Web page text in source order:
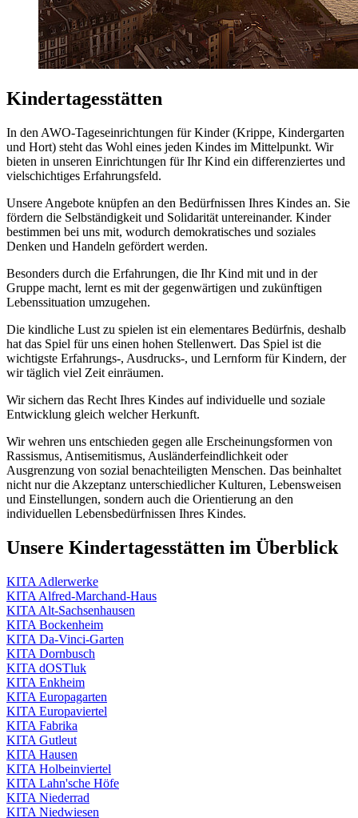
Kindertagesstätten
In den AWO-Tageseinrichtungen für Kinder (Krippe, Kindergarten
und Hort) steht das Wohl eines jeden Kindes im Mittelpunkt. Wir
bieten in unseren Einrichtungen für Ihr Kind ein differenziertes und
vielschichtiges Erfahrungsfeld.
Unsere Angebote knüpfen an den Bedürfnissen Ihres Kindes an. Sie
fördern die Selbständigkeit und Solidarität untereinander. Kinder
bestimmen bei uns mit, wodurch demokratisches und soziales
Denken und Handeln gefördert werden.
Besonders durch die Erfahrungen, die Ihr Kind mit und in der
Gruppe macht, lernt es mit der gegenwärtigen und zukünftigen
Lebenssituation umzugehen.
Die kindliche Lust zu spielen ist ein elementares Bedürfnis, deshalb
hat das Spiel für uns einen hohen Stellenwert. Das Spiel ist die
wichtigste Erfahrungs-, Ausdrucks-, und Lernform für Kindern, der
wir täglich viel Zeit einräumen.
Wir sichern das Recht Ihres Kindes auf individuelle und soziale
Entwicklung gleich welcher Herkunft.
Wir wehren uns entschieden gegen alle Erscheinungsformen von
Rassismus, Antisemitismus, Ausländerfeindlichkeit oder
Ausgrenzung von sozial benachteiligten Menschen. Das beinhaltet
nicht nur die Akzeptanz unterschiedlicher Kulturen, Lebensweisen
und Einstellungen, sondern auch die Orientierung an den
individuellen Lebensbedürfnissen Ihres Kindes.
Unsere Kindertagesstätten im Überblick
KITA Adlerwerke
KITA Alfred-Marchand-Haus
KITA Alt-Sachsenhausen
KITA Bockenheim
KITA Da-Vinci-Garten
KITA Dornbusch
KITA dOSTluk
KITA Enkheim
KITA Europagarten
KITA Europaviertel
KITA Fabrika
KITA Gutleut
KITA Hausen
KITA Holbeinviertel
KITA Lahn'sche Höfe
KITA Niederrad
KITA Niedwiesen